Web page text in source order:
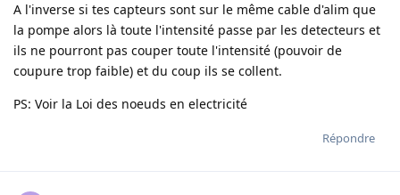
A l'inverse si tes capteurs sont sur le même cable d'alim que
la pompe alors là toute l'intensité passe par les detecteurs et
ils ne pourront pas couper toute l'intensité (pouvoir de
coupure trop faible) et du coup ils se collent.
PS: Voir la Loi des noeuds en electricité
Répondre